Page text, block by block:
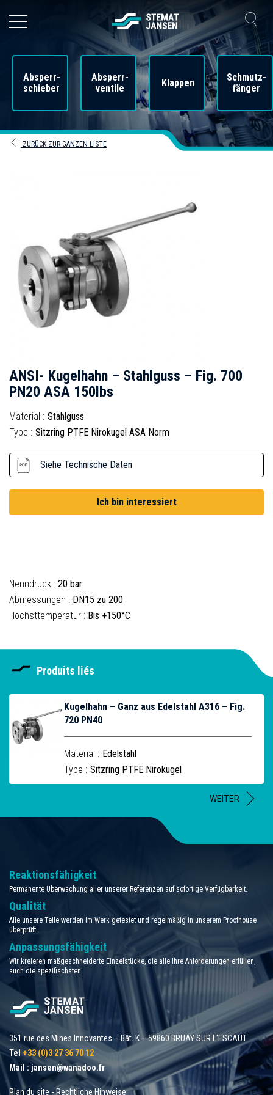
Absperr-
schieber
Absperr-
ventile
Klappen
Schmutz-
fänger
ZURÜCK ZUR GANZEN LISTE
ANSI- Kugelhahn – Stahlguss – Fig. 700
PN20 ASA 150lbs
Material : Stahlguss
Type : Sitzring PTFE Nirokugel ASA Norm
Siehe Technische Daten
Ich bin interessiert
Nenndruck : 20 bar
Abmessungen : DN15 zu 200
Höchsttemperatur : Bis +150°C
Produits liés
Kugelhahn – Ganz aus Edelstahl A316 – Fig.
720 PN40
Material : Edelstahl
Type : Sitzring PTFE Nirokugel
WEITER
Reaktionsfähigkeit
Permanente Überwachung aller unserer Referenzen auf sofortige Verfügbarkeit.
Qualität
Alle unsere Teile werden im Werk getestet und regelmäßig in unserem Proofhouse
überprüft.
Anpassungsfähigkeit
Wir kreieren maßgeschneiderte Einzelstücke, die alle Ihre Anforderungen erfüllen,
auch die spezifischsten
351 rue des Mines Innovantes – Bât. K – 59860 BRUAY SUR L'ESCAUT
Tel +33 (0)3 27 36 70 12
Mail : jansen@wanadoo.fr
Plan du site -Rechtliche Hinweise